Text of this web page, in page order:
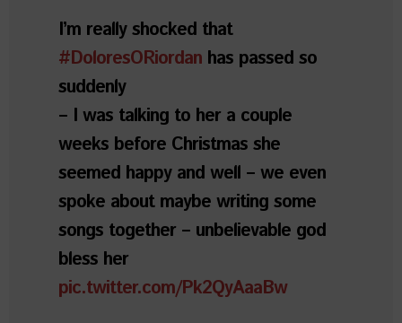
I’m really shocked that
#DoloresORiordan has passed so
suddenly
– I was talking to her a couple
weeks before Christmas she
seemed happy and well – we even
spoke about maybe writing some
songs together – unbelievable god
bless her
pic.twitter.com/Pk2QyAaaBw